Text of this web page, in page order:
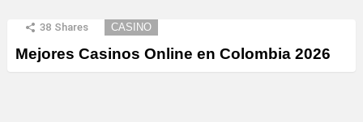
38 Shares CASINO
Mejores Casinos Online en Colombia 2026